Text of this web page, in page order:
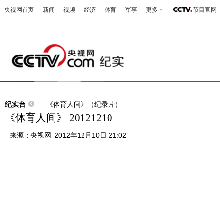
央视网首页 新闻 视频 经济 体育 军事 更多 节目官网
纪实台 《体育人间》（纪录片）
《体育人间》 20121210
来源： 央视网 2012年12月10日 21:02